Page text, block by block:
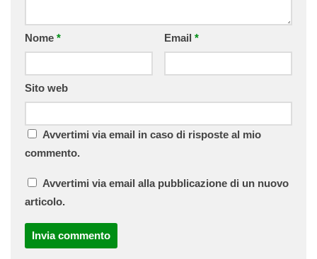
Nome * Email *
Sito web
Avvertimi via email in caso di risposte al mio
commento.
Avvertimi via email alla pubblicazione di un nuovo
articolo.